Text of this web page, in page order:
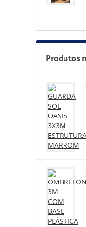
Produtos